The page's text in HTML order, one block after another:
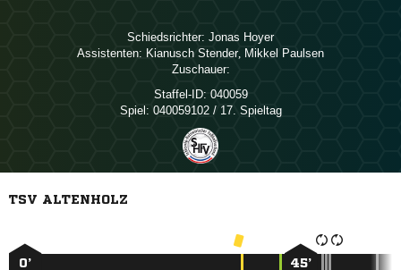
Schiedsrichter:  
Assistenten:  ,  
Zuschauer:
Staffel-ID: 040059
Spiel: 040059102 / 17. Spieltag
TSV ALTENHOLZ
0’ 45’